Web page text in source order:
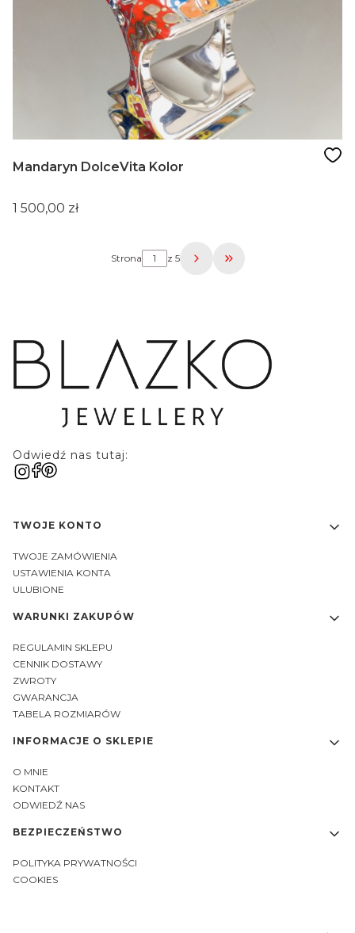
Mandaryn DolceVita Kolor
Cena
1 500,00 zł
Strona z 5 Przejdź do ostatniej
Odwiedź nas tutaj:
Linki w stopce
TWOJE KONTO
TWOJE ZAMÓWIENIA
USTAWIENIA KONTA
ULUBIONE
WARUNKI ZAKUPÓW
REGULAMIN SKLEPU
CENNIK DOSTAWY
ZWROTY
GWARANCJA
TABELA ROZMIARÓW
INFORMACJE O SKLEPIE
O MNIE
KONTAKT
ODWIEDŹ NAS
BEZPIECZEŃSTWO
POLITYKA PRYWATNOŚCI
COOKIES